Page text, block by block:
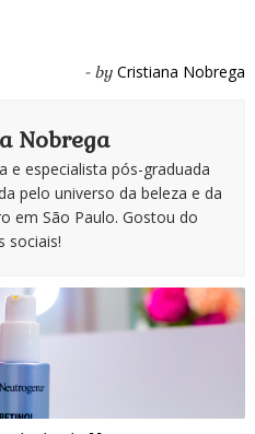
- by Cristiana Nobrega
Nobrega
e especialista pós-graduada
pelo universo da beleza e da
em São Paulo. Gostou do
sociais!